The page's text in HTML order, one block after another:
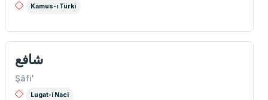
Kamus-ı Türki
شافع
Şâfi'
Lugat-i Naci